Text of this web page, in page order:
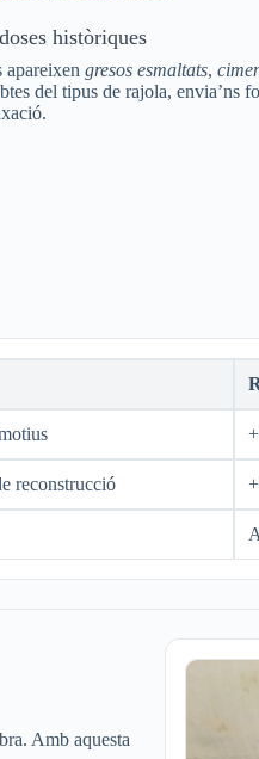
històriques
apareixen gresos esmaltats,
del tipus de rajola, envia’ns
reconstrucció
Amb aquesta